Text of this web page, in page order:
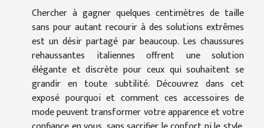
Chercher à gagner quelques centimètres de taille
sans pour autant recourir à des solutions extrêmes
est un désir partagé par beaucoup. Les chaussures
rehaussantes italiennes offrent une solution
élégante et discrète pour ceux qui souhaitent se
grandir en toute subtilité. Découvrez dans cet
exposé pourquoi et comment ces accessoires de
mode peuvent transformer votre apparence et votre